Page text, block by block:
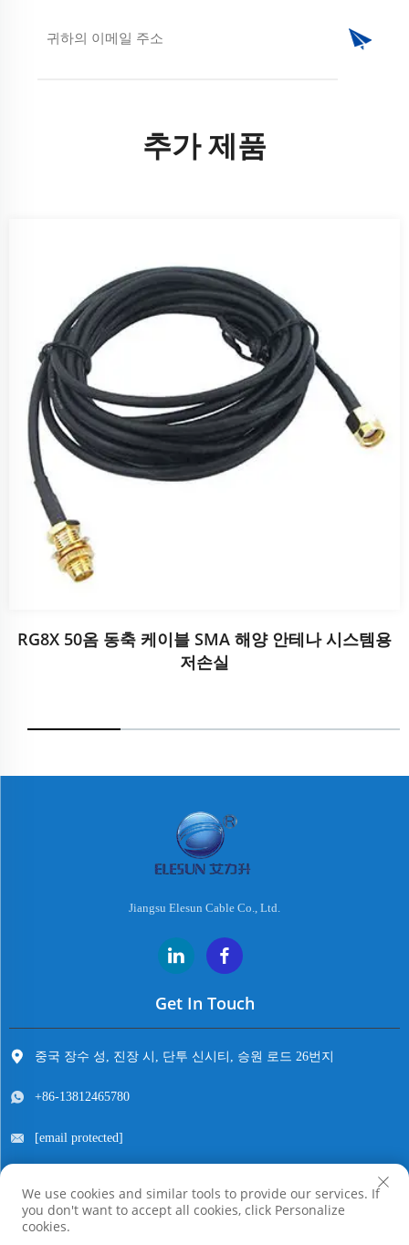
추가 제품
RG8X 50옴 동축 케이블 SMA 해양 안테나 시스템용
저손실
Jiangsu Elesun Cable Co., Ltd.
Get In Touch
중국 장수 성, 진장 시, 단투 신시티, 승원 로드 26번지
+86-13812465780
[email protected]
저작권 © 장수 엘레선 케이블 주식회사. 모든 권리 보유
We use cookies and similar tools to provide our services. If
you don't want to accept all cookies, click Personalize
cookies.